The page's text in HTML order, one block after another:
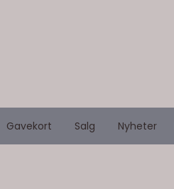
Gavekort Salg Nyheter